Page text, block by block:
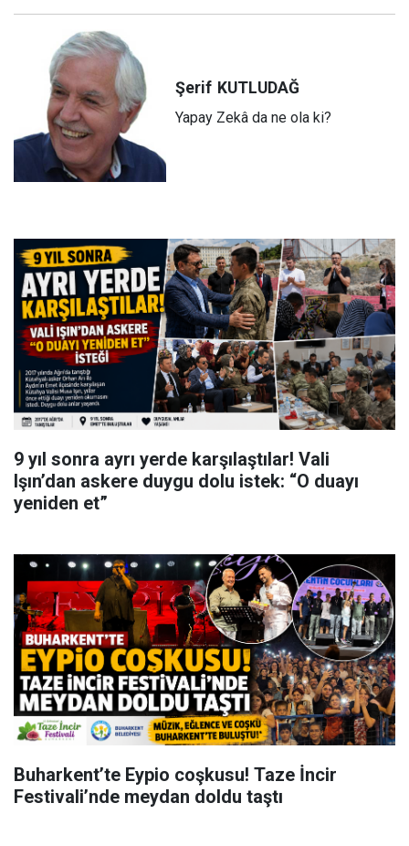
Şerif KUTLUDAĞ
Yapay Zekâ da ne ola ki?
9 yıl sonra ayrı yerde karşılaştılar! Vali
Işın’dan askere duygu dolu istek: “O duayı
yeniden et”
Buharkent’te Eypio coşkusu! Taze İncir
Festivali’nde meydan doldu taştı